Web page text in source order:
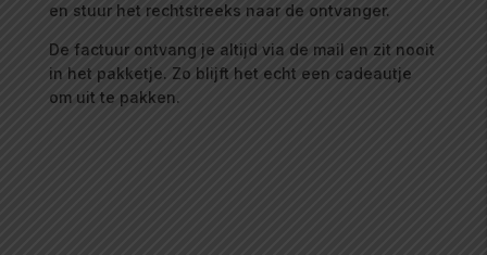
en stuur het rechtstreeks naar de ontvanger.
De factuur ontvang je altijd via de mail en zit nooit
in het pakketje. Zo blijft het echt een cadeautje
om uit te pakken.